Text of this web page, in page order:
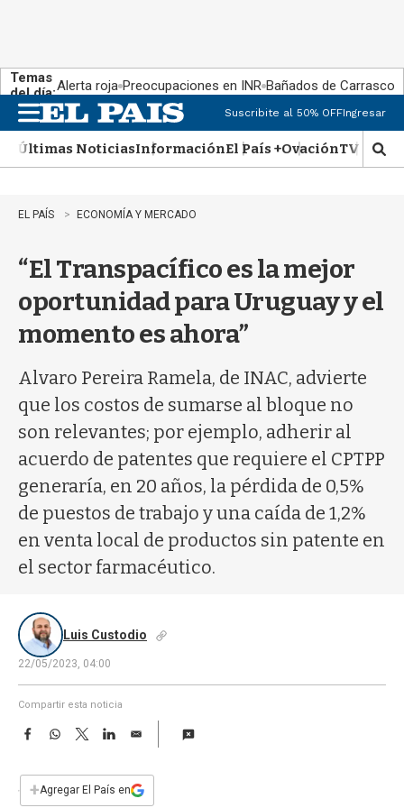
Temas
del día:Alerta roja Preocupaciones en INR Bañados de Carrasco
n
u
Suscribite al 50% OFFIngresar
Últimas NoticiasInformaciónEl País +OvaciónTV Show
M
o
EL PAÍS ECONOMÍA Y MERCADO
“El Transpacífico es la mejor
oportunidad para Uruguay y el
momento es ahora”
Alvaro Pereira Ramela, de INAC, advierte
que los costos de sumarse al bloque no
son relevantes; por ejemplo, adherir al
acuerdo de patentes que requiere el CPTPP
generaría, en 20 años, la pérdida de 0,5%
de puestos de trabajo y una caída de 1,2%
en venta local de productos sin patente en
el sector farmacéutico.
Luis Custodio
22/05/2023, 04:00
Compartir esta noticia
F
e
b
W
s
T
w
t
L
E
i
l
+Agregar El País en